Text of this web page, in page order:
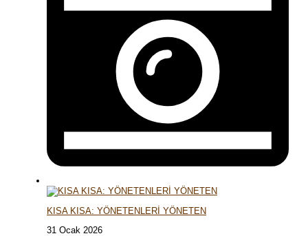
KISA KISA: YÖNETENLERİ YÖNETEN
31 Ocak 2026